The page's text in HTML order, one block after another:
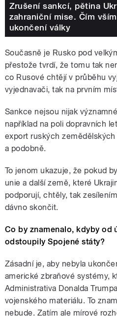
Zrušení sankcí, pětina
zahraniční mise. Čím
ukončení války
Současně je Rusko pod
přestože tvrdí, že tomu tak
co Rusové chtějí v průběhu
vyjednavači, tak na prvním
Sankce nejsou nijak
například na poli dopravních
export ruských
a podobně.
To jenom ukazuje, že pokud
unie a další země, které
podporují, chtěly, tak
dávno skončit.
Co by znamenalo, kdyby od
odstoupily Spojené státy?
Zásadní je, aby nebyla
americké zbraňové systémy,
Administrativa Donalda
vojenského materiálu. To
nebude. Zatím ale mírové